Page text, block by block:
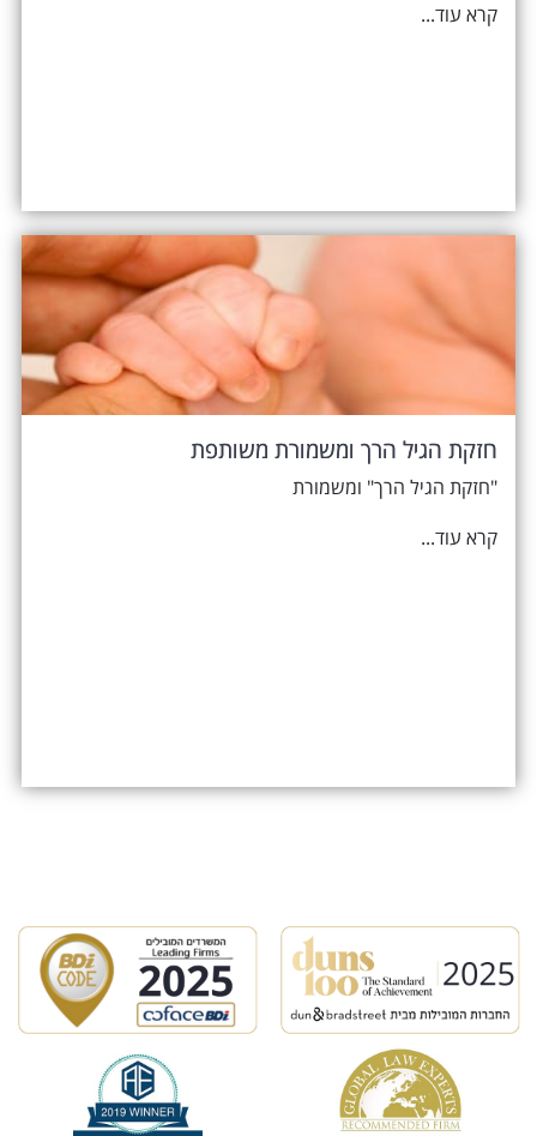
קרא עוד...
חזקת הגיל הרך ומשמורת משותפת
"חזקת הגיל הרך" ומשמורת
קרא עוד...